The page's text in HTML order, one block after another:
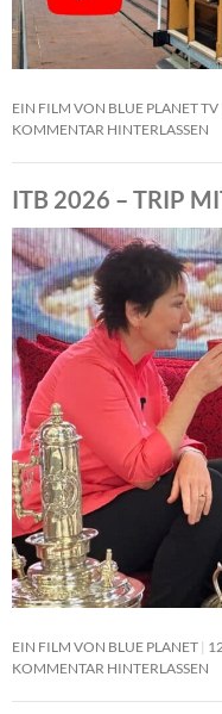
EIN FILM VON BLUE PLANET TV
KOMMENTAR HINTERLASSEN
ITB 2026 – TRIP
EIN FILM VON BLUE PLANET
KOMMENTAR HINTERLASSEN